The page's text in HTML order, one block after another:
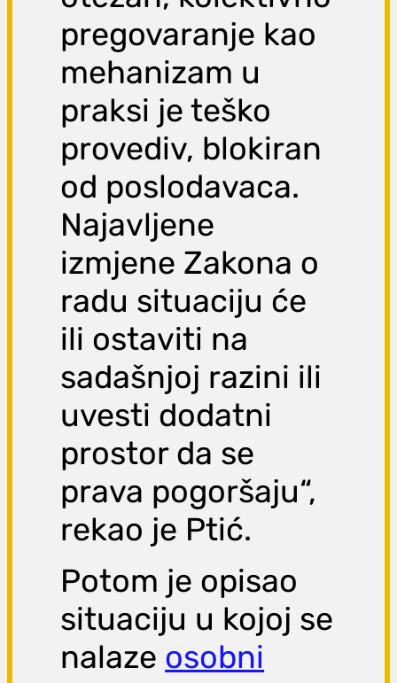
pregovaranje kao
mehanizam u
praksi je teško
provediv, blokiran
od poslodavaca.
Najavljene
izmjene Zakona o
radu situaciju će
ili ostaviti na
sadašnjoj razini ili
uvesti dodatni
prostor da se
prava pogoršaju“,
rekao je Ptić.
Potom je opisao
situaciju u kojoj se
nalaze osobni